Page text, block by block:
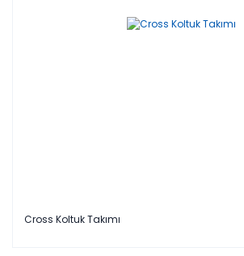
Cross Koltuk Takımı